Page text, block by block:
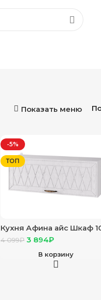
Показать меню
-5%
ТОП
Кухня Афина айс Шкаф
корп белый, фасад 10Х1
Афина айс
4 099₽ 3 894₽
В корзину